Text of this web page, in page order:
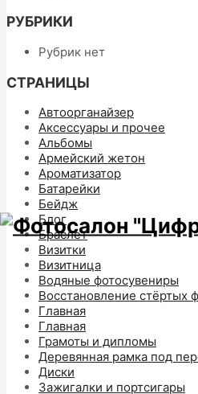
РУБРИКИ
Рубрик нет
СТРАНИЦЫ
Автоорганайзер
Аксессуары и прочее
Альбомы
Армейский жетон
Ароматизатор
Батарейки
Бейдж
Блог
Браслет
Визитки
Визитница
Водяные фотосувениры
Восстановление стёртых
Главная
Главная
Грамоты и дипломы
Деревянная рамка под
Диски
Зажигалки и портсигары